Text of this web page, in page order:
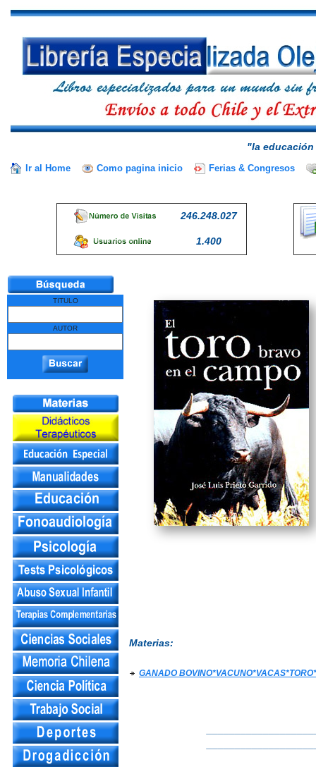
"la
Ir al Home Como pagina inicio Ferias & Congresos
246.248.027
1.400
TITULO
AUTOR
Materias:
GANADO